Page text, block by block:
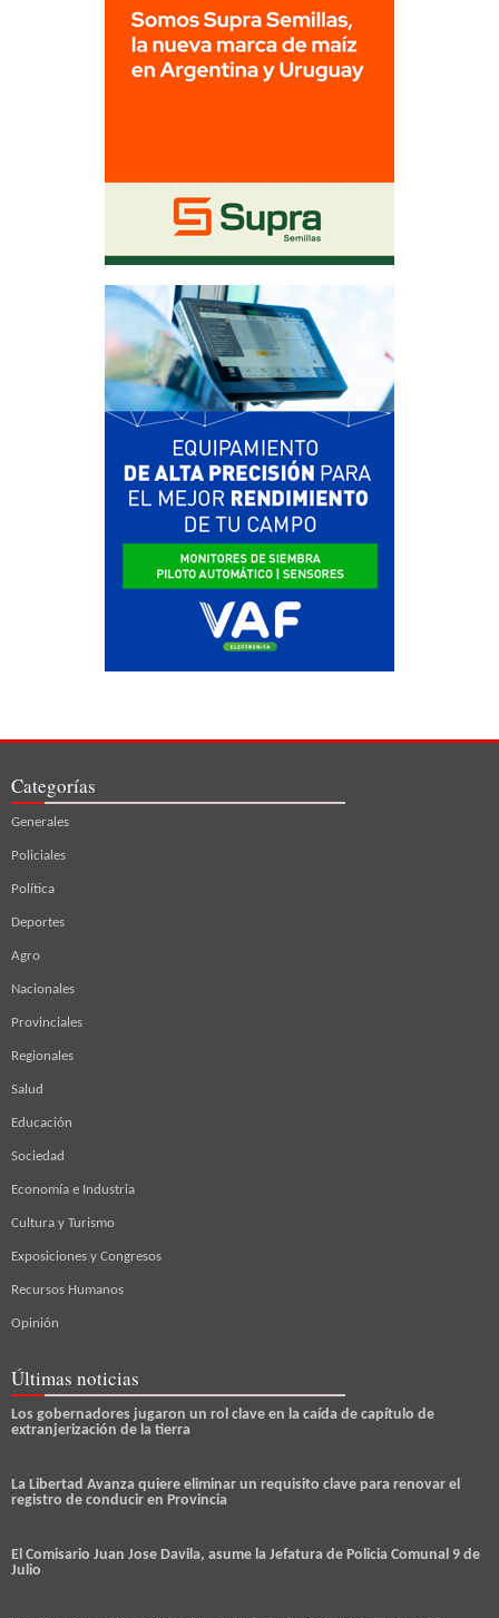
Categorías
Generales
Policiales
Política
Deportes
Agro
Nacionales
Provinciales
Regionales
Salud
Educación
Sociedad
Economía e Industria
Cultura y Turismo
Exposiciones y Congresos
Recursos Humanos
Opinión
Últimas noticias
Los gobernadores jugaron un rol clave en la caída de capítulo de
extranjerización de la tierra
La Libertad Avanza quiere eliminar un requisito clave para renovar el
registro de conducir en Provincia
El Comisario Juan Jose Davila, asume la Jefatura de Policia Comunal 9 de
Julio